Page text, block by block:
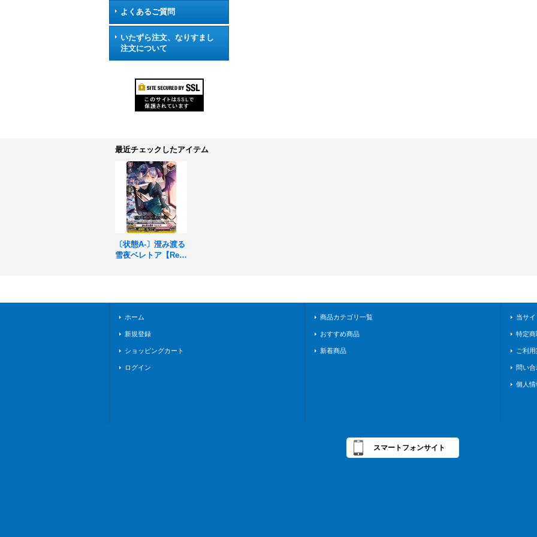
よくあるご質問
いたずら注文、なりすまし
注文について
最近チェックしたアイテム
〔状態A-〕澄み渡る
雪夜ベレトア【Re】
ホーム
新規登録
ショッピングカート
ログイン
商品カテゴリ一覧
おすすめ商品
新着商品
当サ
特定
ご利
問い合
個人
スマートフォンサイト